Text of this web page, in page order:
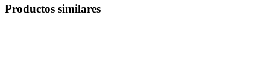
Productos similares